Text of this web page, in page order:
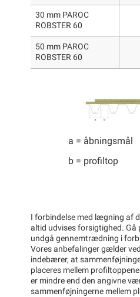
30 mm PAROC
ROBSTER 60
50 mm PAROC
ROBSTER 60
a = åbningsmål
b = profiltop
I forbindelse med lægning af
altid udvises forsigtighed. Gå
undgå gennemtrædning i
Vores anbefalinger gælder
indebærer, at
placeres mellem
er mindre end den angivne
sammenføjningerne mellem